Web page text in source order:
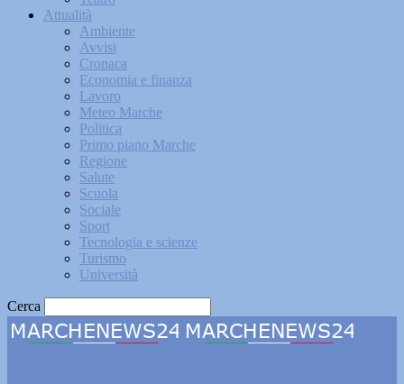
Attualità
Ambiente
Avvisi
Cronaca
Economia e finanza
Lavoro
Meteo Marche
Politica
Primo piano Marche
Regione
Salute
Scuola
Sociale
Sport
Tecnologia e scienze
Turismo
Università
Cerca